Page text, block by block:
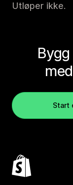
Utløper ikke.
Start